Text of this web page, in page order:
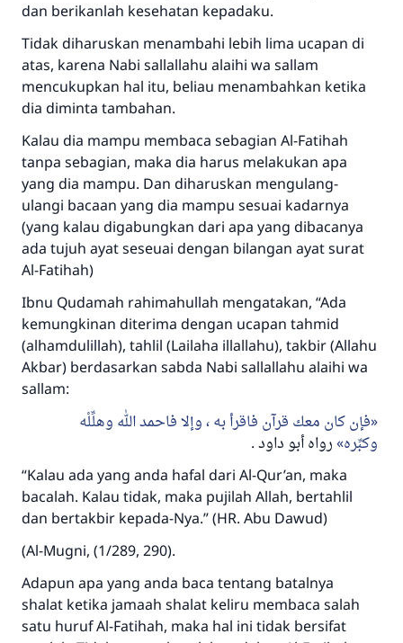
dan berikanlah kesehatan kepadaku.
Tidak diharuskan menambahi lebih lima ucapan di
atas, karena Nabi sallallahu alaihi wa sallam
mencukupkan hal itu, beliau menambahkan ketika
dia diminta tambahan.
Kalau dia mampu membaca sebagian Al-Fatihah
tanpa sebagian, maka dia harus melakukan apa
yang dia mampu. Dan diharuskan mengulang-
ulangi bacaan yang dia mampu sesuai kadarnya
(yang kalau digabungkan dari apa yang dibacanya
ada tujuh ayat seseuai dengan bilangan ayat surat
Al-Fatihah)
Ibnu Qudamah rahimahullah mengatakan, “Ada
kemungkinan diterima dengan ucapan tahmid
(alhamdulillah), tahlil (Lailaha illallahu), takbir (Allahu
Akbar) berdasarkan sabda Nabi sallallahu alaihi wa
sallam:
فإن كان معك قرآن فاقرأ به ، وإلا فاحمد الله وهلِّلْه
وكبِّره
رواه أبو داود .
“Kalau ada yang anda hafal dari Al-Qur’an, maka
bacalah. Kalau tidak, maka pujilah Allah, bertahlil
dan bertakbir kepada-Nya.” (HR. Abu Dawud)
(Al-Mugni, (1/289, 290).
Adapun apa yang anda baca tentang batalnya
shalat ketika jamaah shalat keliru membaca salah
satu huruf Al-Fatihah, maka hal ini tidak bersifat